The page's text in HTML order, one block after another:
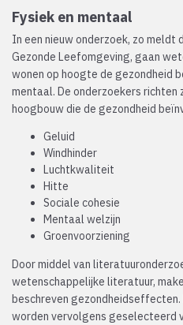
Fysiek en mentaal
In een nieuw onderzoek, zo meldt
Gezonde Leefomgeving, gaan
wonen op hoogte de gezondheid
mentaal. De onderzoekers richten
hoogbouw die de gezondheid
Geluid
Windhinder
Luchtkwaliteit
Hitte
Sociale cohesie
Mentaal welzijn
Groenvoorziening
Door middel van
wetenschappelijke literatuur,
beschreven
worden vervolgens geselecteerd